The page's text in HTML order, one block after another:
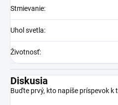
Stmievanie:
Uhol svetla:
Životnosť:
Diskusia
Buďte prvý, kto napíše príspevok k